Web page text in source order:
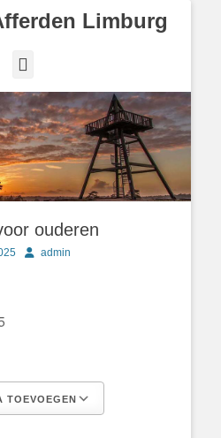
Limburg
ouderen
Authoradmin
TOEVOEGEN